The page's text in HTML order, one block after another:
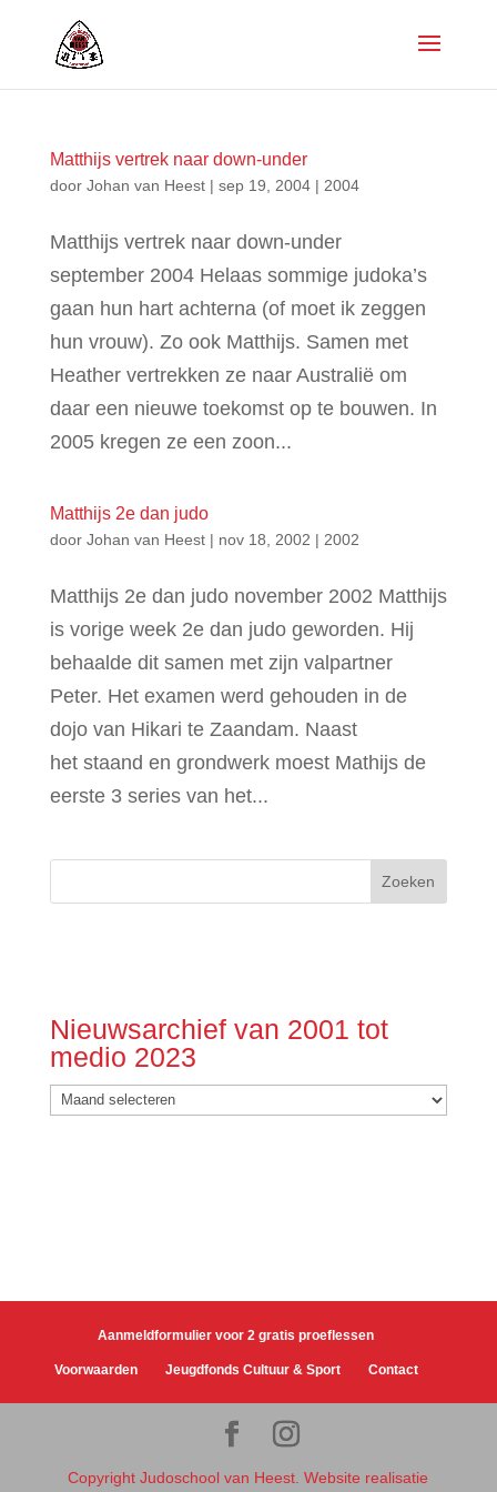
Matthijs vertrek naar down-under
door Johan van Heest| sep 19, 2004| 2004
Matthijs vertrek naar down-under
september 2004 Helaas sommige judoka’s
gaan hun hart achterna (of moet ik zeggen
hun vrouw). Zo ook Matthijs. Samen met
Heather vertrekken ze naar Australië om
daar een nieuwe toekomst op te bouwen. In
2005 kregen ze een zoon...
Matthijs 2e dan judo
door Johan van Heest| nov 18, 2002 | 2002
Matthijs 2e dan judo november 2002 Matthijs
is vorige week 2e dan judo geworden. Hij
behaalde dit samen met zijn valpartner
Peter. Het examen werd gehouden in de
dojo van Hikari te Zaandam. Naast
het staand en grondwerk moest Mathijs de
eerste 3 series van het...
Nieuwsarchief van 2001 tot
medio 2023
Nieuwsarchief
van
Aanmeldformulier voor 2 gratis proeflessen
Voorwaarden Jeugdfonds Cultuur & Sport Contact
Copyright Judoschool van Heest. Website realisatie